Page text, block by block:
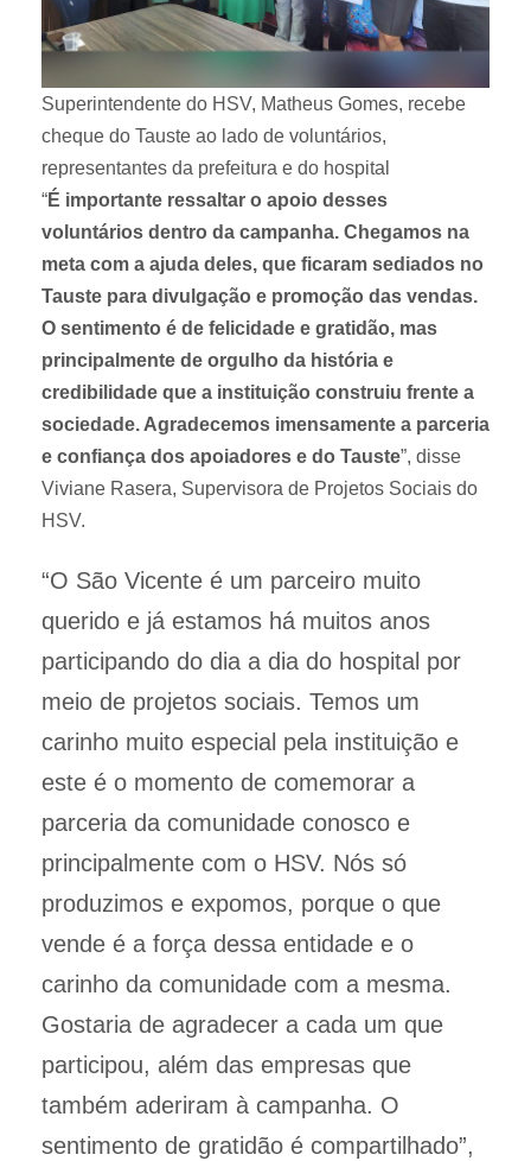
Superintendente do HSV, Matheus Gomes, recebe
cheque do Tauste ao lado de voluntários,
representantes da prefeitura e do hospital
“É importante ressaltar o apoio desses
voluntários dentro da campanha. Chegamos na
meta com a ajuda deles, que ficaram sediados no
Tauste para divulgação e promoção das vendas.
O sentimento é de felicidade e gratidão, mas
principalmente de orgulho da história e
credibilidade que a instituição construiu frente a
sociedade. Agradecemos imensamente a parceria
e confiança dos apoiadores e do Tauste”, disse
Viviane Rasera, Supervisora de Projetos Sociais do
HSV.
“O São Vicente é um parceiro muito
querido e já estamos há muitos anos
participando do dia a dia do hospital por
meio de projetos sociais. Temos um
carinho muito especial pela instituição e
este é o momento de comemorar a
parceria da comunidade conosco e
principalmente com o HSV. Nós só
produzimos e expomos, porque o que
vende é a força dessa entidade e o
carinho da comunidade com a mesma.
Gostaria de agradecer a cada um que
participou, além das empresas que
também aderiram à campanha. O
sentimento de gratidão é compartilhado”,